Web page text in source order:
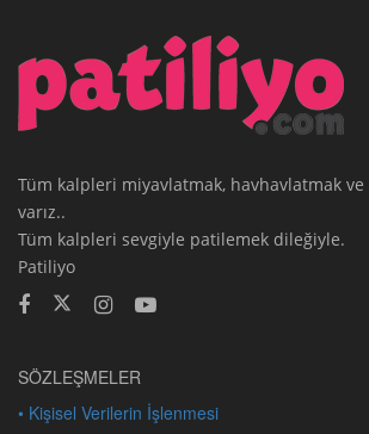
Tüm kalpleri miyavlatmak, havhavlatmak
varız..
Tüm kalpleri sevgiyle patilemek dileğiyle.
Patiliyo
SÖZLEŞMELER
• Kişisel Verilerin İşlenmesi